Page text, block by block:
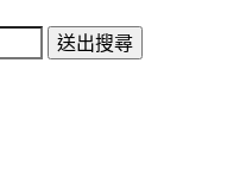
送出搜尋